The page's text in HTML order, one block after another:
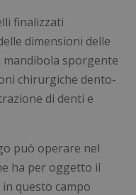
finalizzati
dimensioni delle
mandibola sporgente
chirurgiche dento-
di denti e
può operare nel
ha per oggetto il
questo campo